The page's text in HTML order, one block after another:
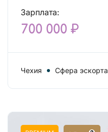
Зарплата:
700 000 ₽
Чехия Сфера эскорта